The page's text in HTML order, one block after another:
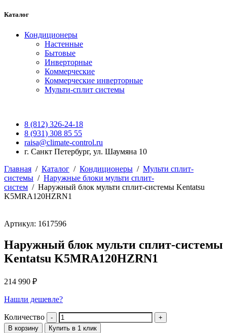
Каталог
Кондиционеры
Настенные
Бытовые
Инверторные
Коммерческие
Коммерческие инверторные
Мульти-сплит системы
8 (812) 326-24-18
8 (931) 308 85 55
raisa@climate-control.ru
г. Санкт Петербург, ул. Шаумяна 10
Главная / Каталог / Кондиционеры / Мульти сплит-
системы / Наружные блоки мульти сплит-
систем / Наружный блок мульти сплит-системы Kentatsu
K5MRA120HZRN1
Артикул: 1617596
Наружный блок мульти сплит-системы
Kentatsu K5MRA120HZRN1
214 990 ₽
Нашли дешевле?
Количество
В корзину Купить в 1 клик